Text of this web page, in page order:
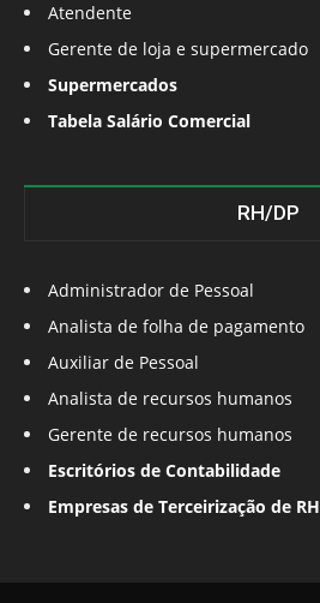
Atendente
Gerente de loja e supermercado
Supermercados
Tabela Salário Comercial
RH/DP
Administrador de Pessoal
Analista de folha de pagamento
Auxiliar de Pessoal
Analista de recursos humanos
Gerente de recursos humanos
Escritórios de Contabilidade
Empresas de Terceirização de RH